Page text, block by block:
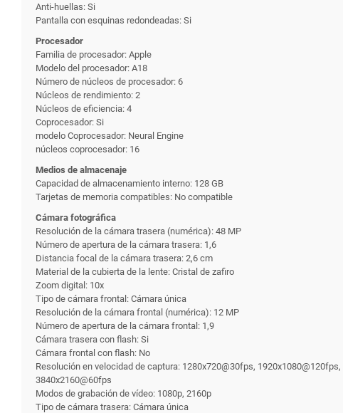
Anti-huellas: Si
Pantalla con esquinas redondeadas: Si
Procesador
Familia de procesador: Apple
Modelo del procesador: A18
Número de núcleos de procesador: 6
Núcleos de rendimiento: 2
Núcleos de eficiencia: 4
Coprocesador: Si
modelo Coprocesador: Neural Engine
núcleos coprocesador: 16
Medios de almacenaje
Capacidad de almacenamiento interno: 128 GB
Tarjetas de memoria compatibles: No compatible
Cámara fotográfica
Resolución de la cámara trasera (numérica): 48 MP
Número de apertura de la cámara trasera: 1,6
Distancia focal de la cámara trasera: 2,6 cm
Material de la cubierta de la lente: Cristal de zafiro
Zoom digital: 10x
Tipo de cámara frontal: Cámara única
Resolución de la cámara frontal (numérica): 12 MP
Número de apertura de la cámara frontal: 1,9
Cámara trasera con flash: Si
Cámara frontal con flash: No
Resolución en velocidad de captura: 1280x720@30fps,
3840x2160@60fps
Modos de grabación de vídeo: 1080p, 2160p
Tipo de cámara trasera: Cámara única